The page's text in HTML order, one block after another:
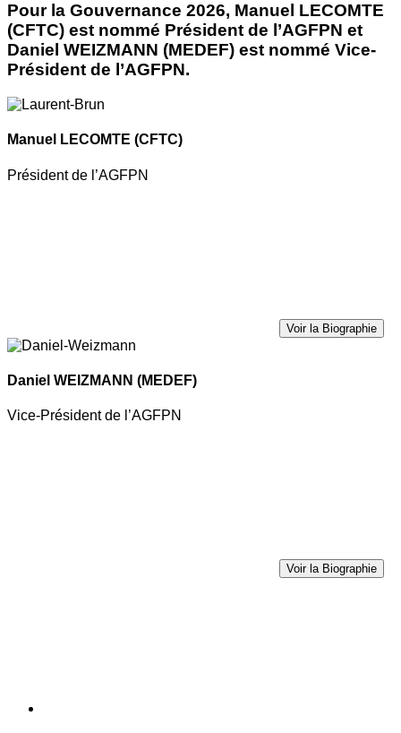
Pour la Gouvernance 2026, Manuel LECOMTE
(CFTC) est nommé Président de l’AGFPN et
Daniel WEIZMANN (MEDEF) est nommé Vice-
Président de l’AGFPN.
Manuel LECOMTE (CFTC)
Président de l’AGFPN
Voir la Biographie
Daniel WEIZMANN (MEDEF)
Vice-Président de l’AGFPN
Voir la Biographie